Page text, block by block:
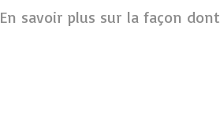
En savoir plus sur la façon dont